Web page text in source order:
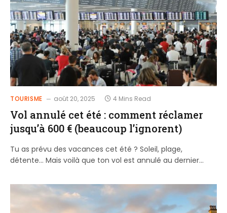
TOURISME août 20, 2025 4 Mins Read
Vol annulé cet été : comment réclamer
jusqu’à 600 € (beaucoup l’ignorent)
Tu as prévu des vacances cet été ? Soleil, plage,
détente… Mais voilà que ton vol est annulé au dernier…